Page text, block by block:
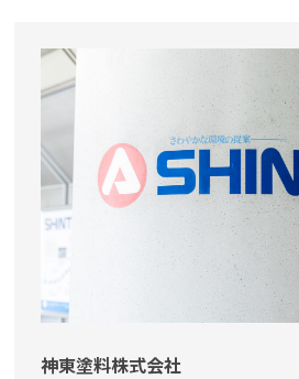
神東塗料株式会社